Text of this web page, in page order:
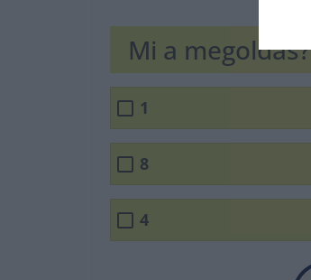
Mi a megoldás?
1
8
4